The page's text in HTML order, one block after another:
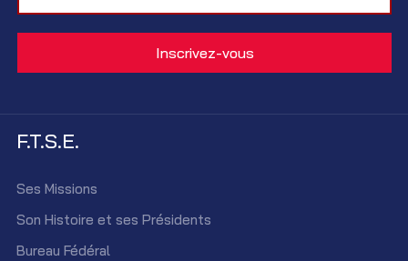
F.T.S.E.
Ses Missions
Son Histoire et ses Présidents
Bureau Fédéral